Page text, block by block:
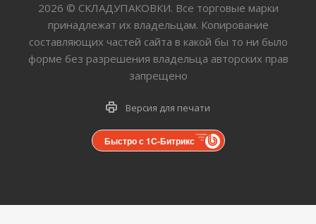
2026 © СКЛАДУПАКОВКИ. Все торговые марки
принадлежат их владельцам. Копирование
составляющих частей сайта в какой бы то ни было
форме без разрешения владельца авторских прав
запрещено
Версия для печати
Быстро с 1С-Битрикс